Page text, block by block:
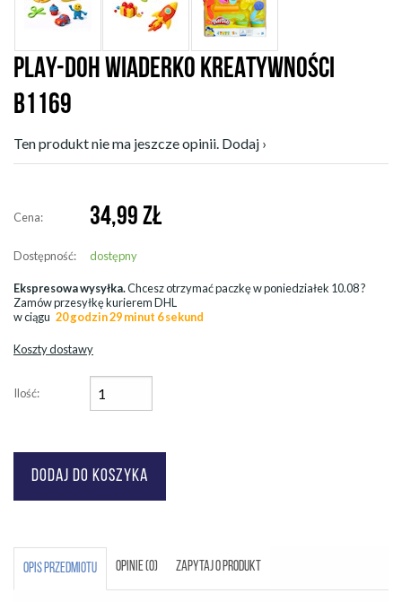
PLAY-DOH WIADERKO KREATYWNOŚCI
B1169
Ten produkt nie ma jeszcze opinii. Dodaj ›
Cena: 34,99 ZŁ
Dostępność: dostępny
Ekspresowa wysyłka.Chcesz otrzymać paczkę wponiedziałek 10.08?
Zamów przesyłkę kurierem DHL
w ciągu 20 godzin 29 minut 6 sekund
Koszty dostawy
Ilość:
OPIS PRZEDMIOTU OPINIE (0) ZAPYTAJ O PRODUKT